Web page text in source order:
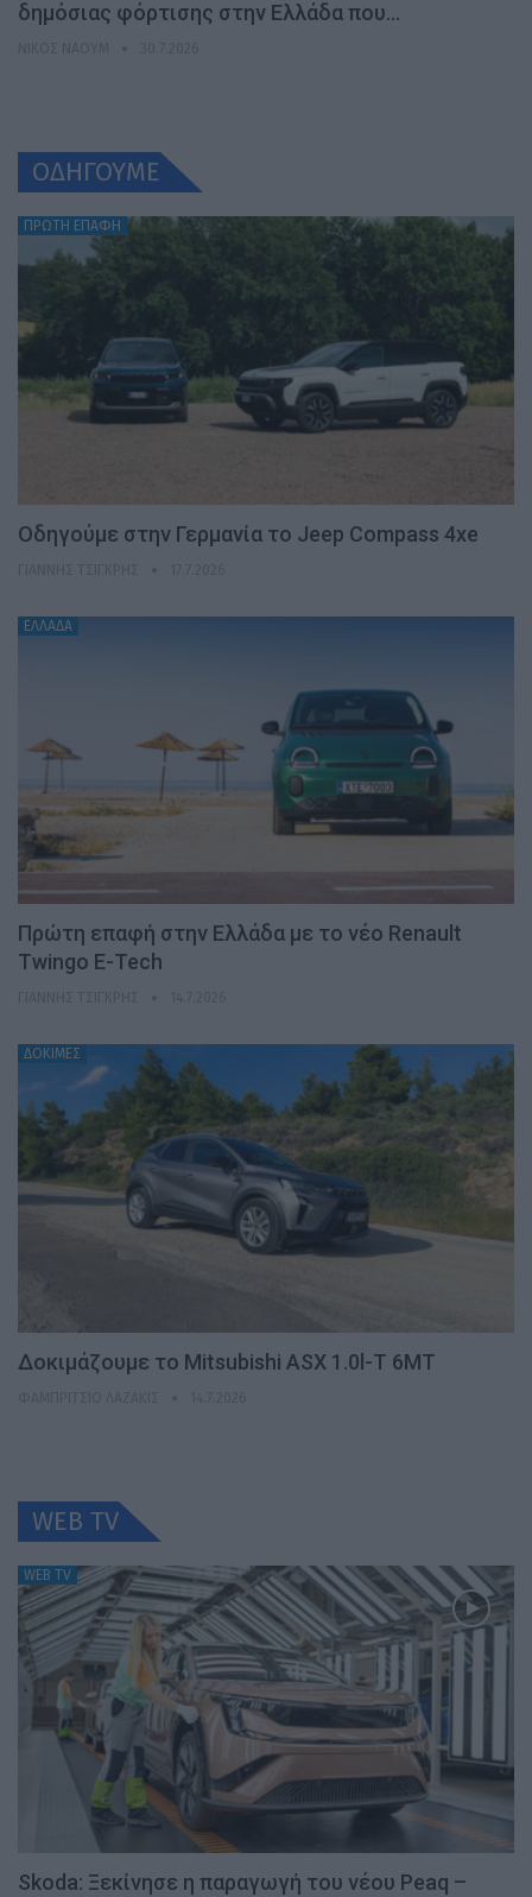
δημόσιας φόρτισης στην Ελλάδα που…
ΟΔΗΓΟΥΜΕ
ΠΡΩΤΗ ΕΠΑΦΗ
Οδηγούμε στην Γερμανία το Jeep Compass 4xe
ΕΛΛΑΔΑ
Πρώτη επαφή στην Ελλάδα με το νέο Renault
Twingo E-Tech
ΔΟΚΙΜΕΣ
Δοκιμάζουμε το Mitsubishi ASX 1.0l-T 6MT
WEB TV
WEB TV
Skoda: Ξεκίνησε η παραγωγή του νέου Peaq –